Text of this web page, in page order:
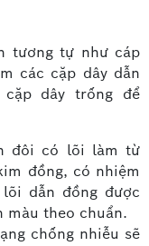
tương tự như cáp
các cặp dây dẫn
dây trống để
đôi có lõi làm từ
đồng, có nhiệm
dẫn đồng được
màu theo chuẩn.
chống nhiễu sẽ